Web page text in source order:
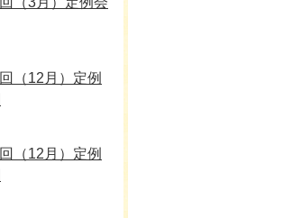
（12月）定例
（12月）定例